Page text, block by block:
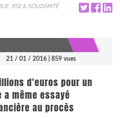
RSE & SOLIDARITÉ
21 / 01 / 2016 | 859 vues
d'euros pour un
même essayé
au procès